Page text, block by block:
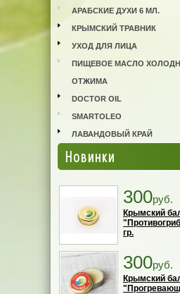
АРАБСКИЕ ДУХИ 6 МЛ.
КРЫМСКИЙ ТРАВНИК
УХОД ДЛЯ ЛИЦА
ПИЩЕВОЕ МАСЛО
ОТЖИМА
DOCTOR OIL
SMARTOLEO
ЛАВАНДОВЫЙ КРАЙ
Новинки
300руб.
Крымский
гр.
300руб.
Крымский